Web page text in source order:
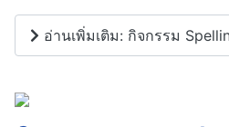
อ่านเพิ่มเติม: กิจกรรม